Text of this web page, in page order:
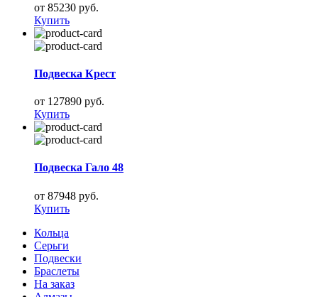
от 85230 руб.
Купить
Подвеска Крест
от 127890 руб.
Купить
Подвеска Гало 48
от 87948 руб.
Купить
Кольца
Серьги
Подвески
Браслеты
На заказ